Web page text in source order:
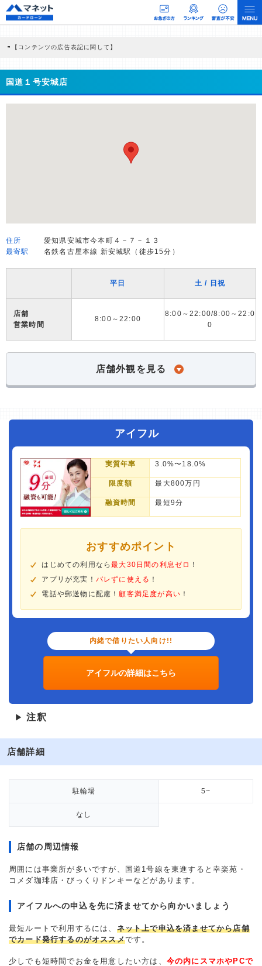
【コンテンツの広告表記に関して】
商品を根拠なくPRするものではなく、当編集部の調査／ユーザーへの口コミ収集な
どに基づき、公平性を担保した情報提供を行っています。
>提携企業一覧
国道１号安城店
住所
愛知県安城市今本町４－７－１３
最寄駅
名鉄名古屋本線 新安城駅（徒歩15分）
平日 土 / 日祝
店舗
営業時間
8:00～22:00
8:00～22:00/8:00～22:0
0
店舗外観を見る
アイフル
実質年率 3.0%〜18.0%
限度額 最大800万円
融資時間 最短9分
おすすめポイント
はじめての利用なら最大30日間の利息ゼロ ！
アプリが充実！ バレずに使える ！
電話や郵送物に配慮！顧客満足度が高い ！
内緒で借りたい人向け!!
アイフルの詳細はこちら
▶ 注釈
店舗詳細
駐輪場 5~
なし
店舗の周辺情報
周囲には事業所が多いですが、国道1号線を東進すると幸楽苑・
コメダ珈琲店・びっくりドンキーなどがあります。
アイフルへの申込を先に済ませてから向かいましょう
最短ルートで利用するには、 ネット上で申込を済ませてから店舗
でカード発行するのがオススメです。
少しでも短時間でお金を用意したい方は、 今の内にスマホやPCで